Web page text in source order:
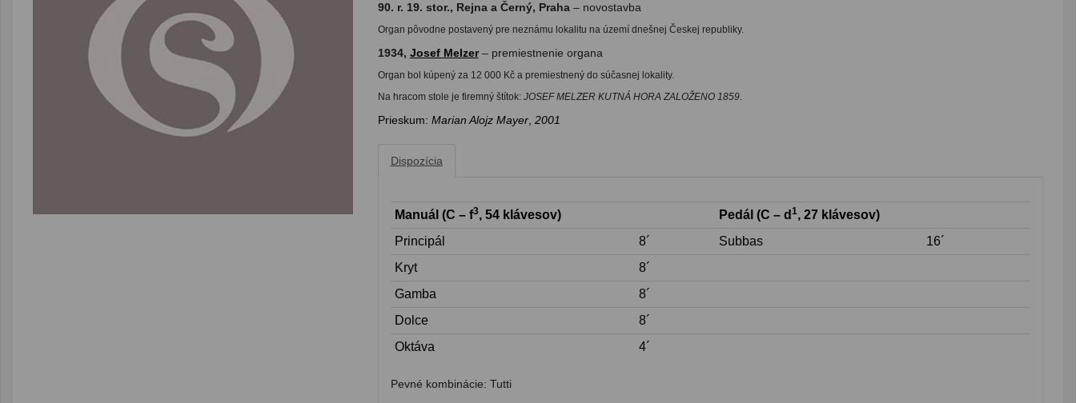
90. r. 19. stor., Rejna a Černý, Praha– novostavba
Organ pôvodne postavený pre neznámu lokalitu na území dnešnej Českej republiky.
1934, Josef Melzer– premiestnenie organa
Organ bol kúpený za 12 000 Kč a premiestnený do súčasnej lokality.
Na hracom stole je firemný štítok: JOSEF MELZER KUTNÁ HORA ZALOŽENO 1859.
Prieskum: Marian Alojz Mayer, 2001
Dispozícia
Manuál (C – f3, 54 klávesov) Pedál (C – d 1, 27 klávesov)
Principál
8´ Subbas
16´
Kryt
8´
Gamba
8´
Dolce
8´
Oktáva
4´
Pevné kombinácie: Tutti